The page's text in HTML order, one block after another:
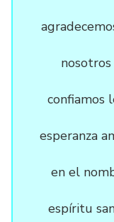
confiamos
esperanza
en el
espíritu